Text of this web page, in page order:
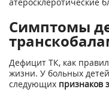
Симптомы
Дефицит ТК, как
жизни. У больных
следующих признаков